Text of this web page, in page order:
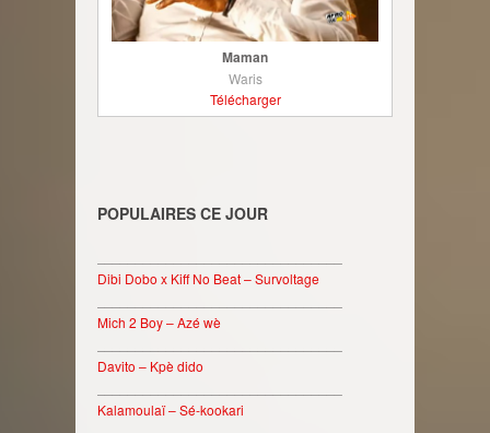
Maman
Waris
Télécharger
POPULAIRES CE JOUR
Dibi Dobo x Kiff No Beat – Survoltage
Mich 2 Boy – Azé wè
Davito – Kpè dido
Kalamoulaï – Sé-kookari